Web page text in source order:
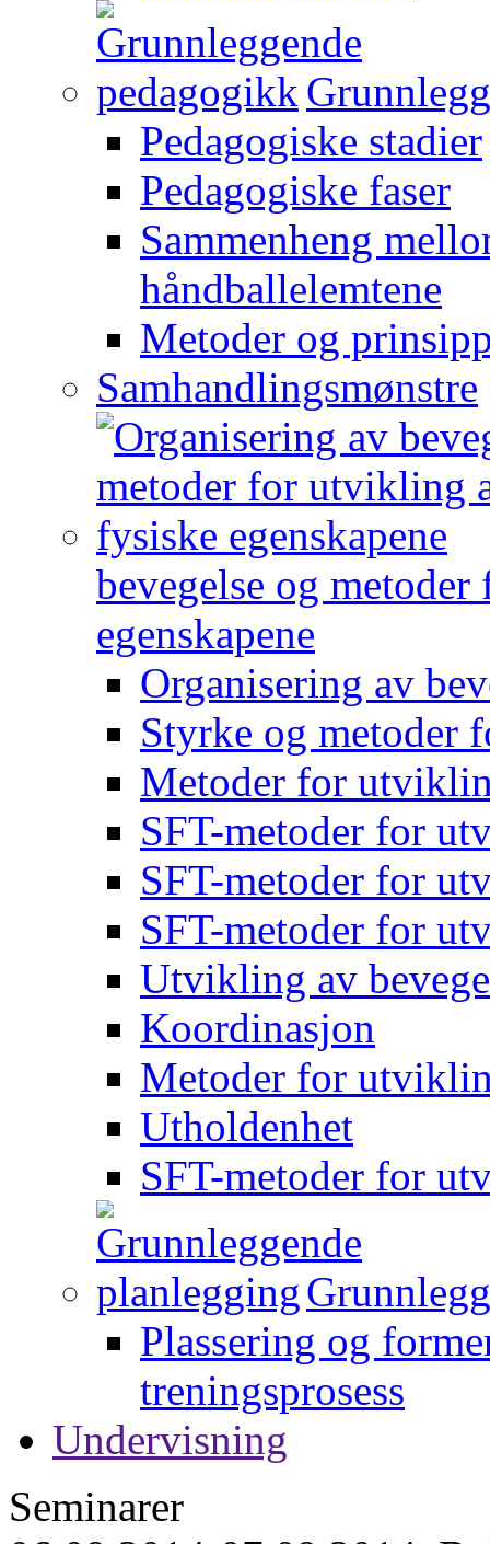
Pedagogiske stadier
Pedagogiske faser
Sammenheng
håndballelemtene
Metoder og
Samhandlingsmønstre
bevegelse og
egenskapene
Organisering av
Styrke og metoder
Metoder for
SFT-metoder for
SFT-metoder for
SFT-metoder for
Utvikling av
Koordinasjon
Metoder for
Utholdenhet
SFT-metoder for
Plassering og
treningsprosess
Undervisning
Seminarer